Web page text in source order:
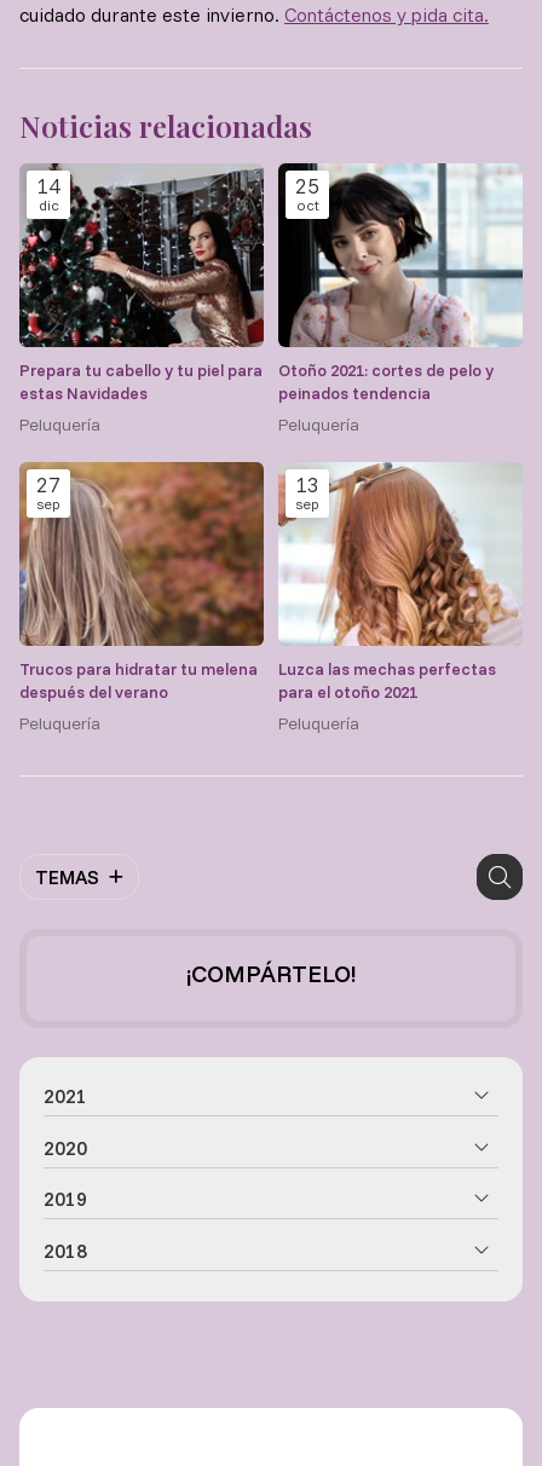
TEMAS
cuidado durante este invierno. Contáctenos y pida cita.
Noticias relacionadas
14
dic
Prepara tu cabello y tu piel para
estas Navidades
Peluquería
25
oct
Otoño 2021: cortes de pelo y
peinados tendencia
Peluquería
27
sep
Trucos para hidratar tu melena
después del verano
Peluquería
13
sep
Luzca las mechas perfectas
para el otoño 2021
Peluquería
¡COMPÁRTELO!
2021
2020
2019
2018